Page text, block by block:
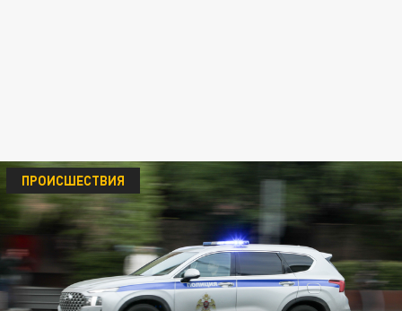
ПРОИСШЕСТВИЯ